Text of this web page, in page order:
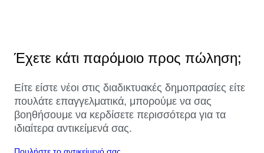
Έχετε κάτι παρόμοιο προς πώληση;
Είτε είστε νέοι στις διαδικτυακές δημοπρασίες είτε
πουλάτε επαγγελματικά, μπορούμε να σας
βοηθήσουμε να κερδίσετε περισσότερα για τα
ιδιαίτερα αντικείμενά σας.